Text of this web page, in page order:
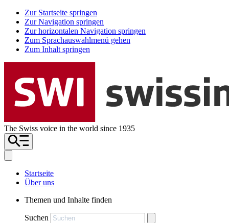
Zur Startseite springen
Zur Navigation springen
Zur horizontalen Navigation springen
Zum Sprachauswahlmenü gehen
Zum Inhalt springen
The Swiss voice in the world since 1935
Startseite
Über uns
Themen und Inhalte finden
Suchen